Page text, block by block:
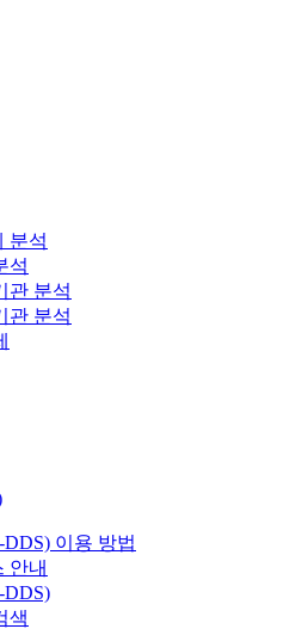
분석
석
관 분석
관 분석
이용 방법
안내
DDS)
색